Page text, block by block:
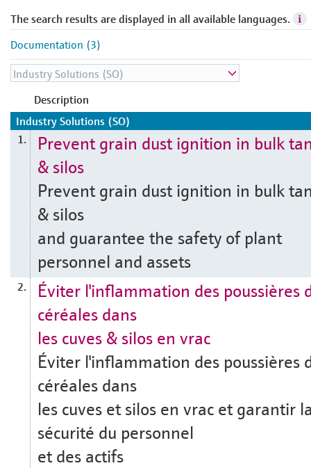
The search results are displayed in all available languages.
Documentation (3)
Description
Industry Solutions (SO)
1.
Prevent grain dust ignition in bulk
& silos
Prevent grain dust ignition in bulk
& silos
and guarantee the safety of plant
personnel and assets
2.
Éviter l'inflammation des poussières
céréales dans
les cuves & silos en vrac
Éviter l'inflammation des poussières
céréales dans
les cuves et silos en vrac et garantir
sécurité du personnel
et des actifs